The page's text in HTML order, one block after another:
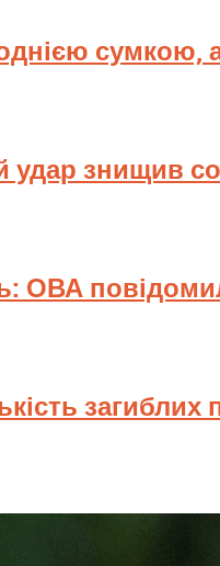
сумкою,
удар знищив
ОВА
загиблих